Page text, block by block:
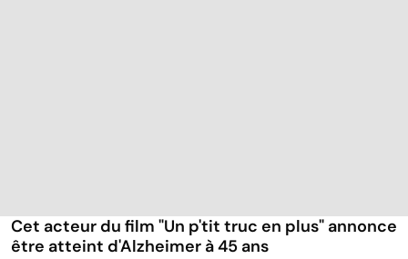
Cet acteur du film "Un p'tit truc en plus" annonce
être atteint d'Alzheimer à 45 ans